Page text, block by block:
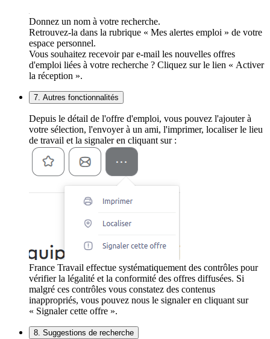
Donnez un nom à votre recherche.
Retrouvez-la dans la rubrique « Mes alertes emploi » de votre
espace personnel.
Vous souhaitez recevoir par e-mail les nouvelles offres
d'emploi liées à votre recherche ? Cliquez sur le lien « Activer
la réception ».
7. Autres fonctionnalités
Depuis le détail de l'offre d'emploi, vous pouvez l'ajouter à
votre sélection, l'envoyer à un ami, l'imprimer, localiser le lieu
de travail et la signaler en cliquant sur :
France Travail effectue systématiquement des contrôles pour
vérifier la légalité et la conformité des offres diffusées. Si
malgré ces contrôles vous constatez des contenus
inappropriés, vous pouvez nous le signaler en cliquant sur
« Signaler cette offre ».
8. Suggestions de recherche